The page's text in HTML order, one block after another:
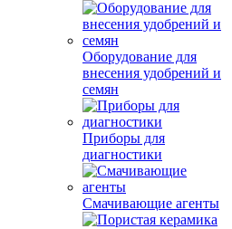
Оборудование для
внесения удобрений и
семян
Приборы для
диагностики
Смачивающие агенты